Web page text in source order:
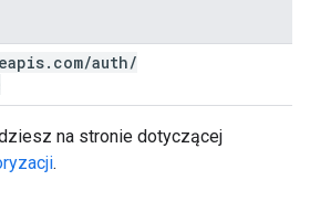
. com/auth/
na stronie dotyczącej
.